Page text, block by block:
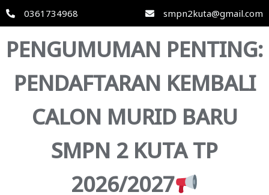
0361734968 smpn2kuta@gmail.com
PENGUMUMAN PENTING:
PENDAFTARAN KEMBALI
CALON MURID BARU
SMPN 2 KUTA TP
2026/2027